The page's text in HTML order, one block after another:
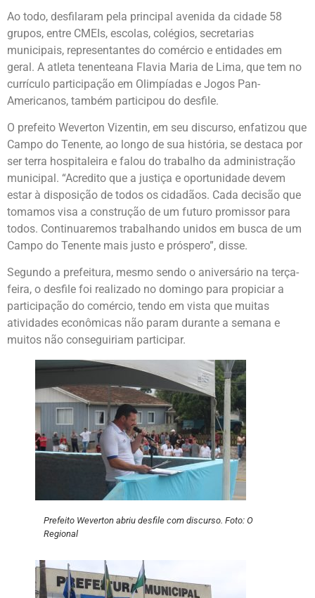
Ao todo, desfilaram pela principal avenida da cidade 58
grupos, entre CMEIs, escolas, colégios, secretarias
municipais, representantes do comércio e entidades em
geral. A atleta tenenteana Flavia Maria de Lima, que tem no
currículo participação em Olimpíadas e Jogos Pan-
Americanos, também participou do desfile.
O prefeito Weverton Vizentin, em seu discurso, enfatizou que
Campo do Tenente, ao longo de sua história, se destaca por
ser terra hospitaleira e falou do trabalho da administração
municipal. “Acredito que a justiça e oportunidade devem
estar à disposição de todos os cidadãos. Cada decisão que
tomamos visa a construção de um futuro promissor para
todos. Continuaremos trabalhando unidos em busca de um
Campo do Tenente mais justo e próspero”, disse.
Segundo a prefeitura, mesmo sendo o aniversário na terça-
feira, o desfile foi realizado no domingo para propiciar a
participação do comércio, tendo em vista que muitas
atividades econômicas não param durante a semana e
muitos não conseguiriam participar.
Prefeito Weverton abriu desfile com discurso. Foto: O
Regional